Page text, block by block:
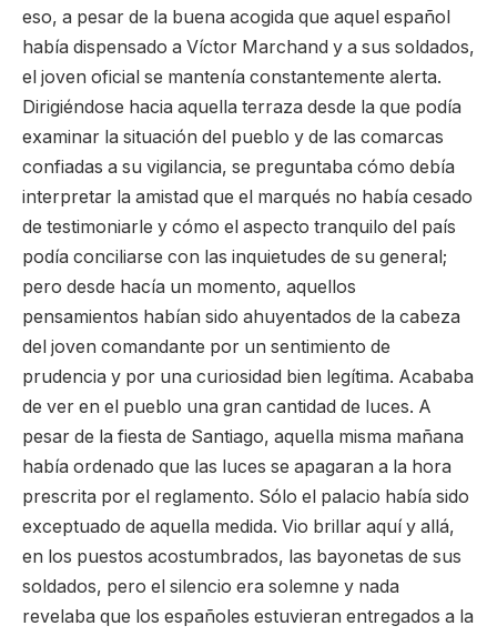
eso, a pesar de la buena acogida que aquel español
había dispensado a Víctor Marchand y a sus soldados,
el joven oficial se mantenía constantemente alerta.
Dirigiéndose hacia aquella terraza desde la que podía
examinar la situación del pueblo y de las comarcas
confiadas a su vigilancia, se preguntaba cómo debía
interpretar la amistad que el marqués no había cesado
de testimoniarle y cómo el aspecto tranquilo del país
podía conciliarse con las inquietudes de su general;
pero desde hacía un momento, aquellos
pensamientos habían sido ahuyentados de la cabeza
del joven comandante por un sentimiento de
prudencia y por una curiosidad bien legítima. Acababa
de ver en el pueblo una gran cantidad de luces. A
pesar de la fiesta de Santiago, aquella misma mañana
había ordenado que las luces se apagaran a la hora
prescrita por el reglamento. Sólo el palacio había sido
exceptuado de aquella medida. Vio brillar aquí y allá,
en los puestos acostumbrados, las bayonetas de sus
soldados, pero el silencio era solemne y nada
revelaba que los españoles estuvieran entregados a la